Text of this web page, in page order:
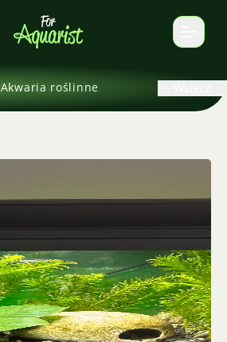
Akwaria roślinne